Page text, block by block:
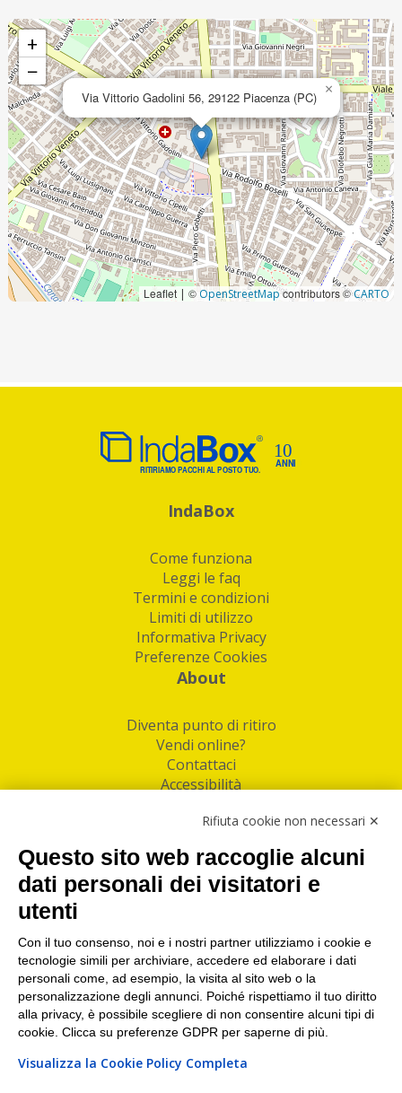
Via Vittorio Gadolini 56, 29122 Piacenza (PC) ×
+
−
Leaflet | © OpenStreetMapcontributors ©CARTO
IndaBox
Come funziona
Leggi le faq
Termini e condizioni
Limiti di utilizzo
Informativa Privacy
Preferenze Cookies
About
Diventa punto di ritiro
Vendi online?
Contattaci
Accessibilità
Facebook
Linkedin
I nostri punti di ritiro e spedizione pacchi nelle
maggiori città italiane
Torino|Milano|Roma|Bologna|Firenze| Genova
Napoli|Varese
Rifiuta cookie non necessari ✕
Questo sito web raccoglie alcuni
dati personali dei visitatori e
utenti
Con il tuo consenso, noi e i nostri partner utilizziamo i cookie e
tecnologie simili per archiviare, accedere ed elaborare i dati
personali come, ad esempio, la visita al sito web o la
personalizzazione degli annunci. Poiché rispettiamo il tuo diritto
alla privacy, è possibile scegliere di non consentire alcuni tipi di
cookie. Clicca su preferenze GDPR per saperne di più.
Visualizza la Cookie Policy Completa